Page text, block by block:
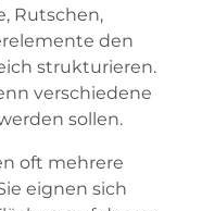
Rutschen,
den
strukturieren.
verschiedene
sollen.
oft mehrere
eignen sich